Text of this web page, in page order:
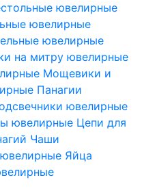
ювелирные
ювелирные
ювелирные
на митру ювелирные
Мощевики и
Панагии
ювелирные
ювелирные Цепи для
Чаши
Яйца